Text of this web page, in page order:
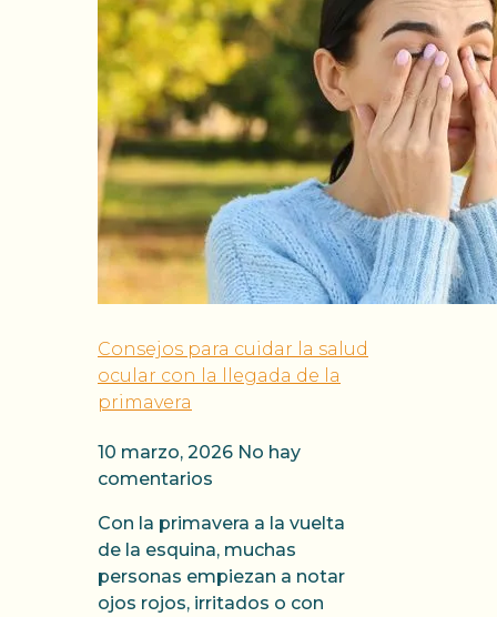
Consejos para cuidar la salud
ocular con la llegada de la
primavera
10 marzo, 2026 No hay
comentarios
Con la primavera a la vuelta
de la esquina, muchas
personas empiezan a notar
ojos rojos, irritados o con